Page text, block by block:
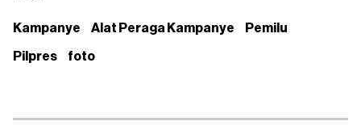
Kampanye Alat Peraga Kampanye Pemilu
Pilpres foto